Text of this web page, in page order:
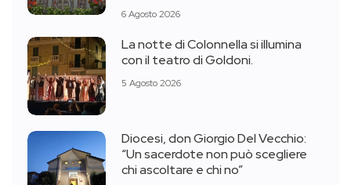
6 Agosto 2026
La notte di Colonnella si illumina
con il teatro di Goldoni.
5 Agosto 2026
Diocesi, don Giorgio Del Vecchio:
“Un sacerdote non può scegliere
chi ascoltare e chi no”